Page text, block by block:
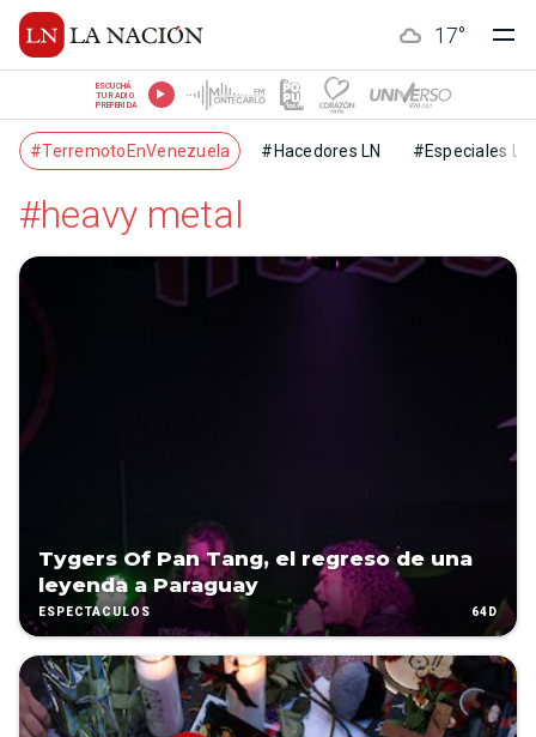
17°
ESCUCHÁ
TU RADIO
PREFERIDA
#TerremotoEnVenezuela #Hacedores LN #Especiales LN
#heavy metal
Tygers Of Pan Tang, el regreso de una
leyenda a Paraguay
ESPECTÁCULOS 64D